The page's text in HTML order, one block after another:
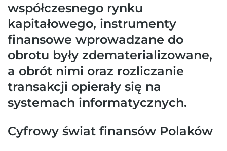
współczesnego rynku
kapitałowego, instrumenty
finansowe wprowadzane do
obrotu były zdematerializowane,
a obrót nimi oraz rozliczanie
transakcji opierały się na
systemach informatycznych.
Cyfrowy świat finansów Polaków